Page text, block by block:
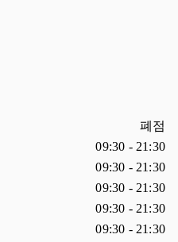
폐점
09:30 - 21:30
09:30 - 21:30
09:30 - 21:30
09:30 - 21:30
09:30 - 21:30